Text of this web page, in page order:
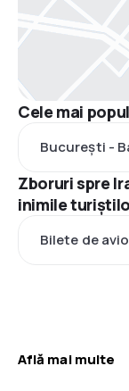
Cele mai
București -
Zboruri spre
inimile
Bilete de
Află mai multe